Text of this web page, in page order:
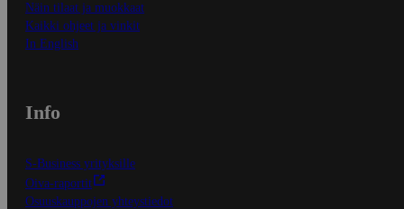
Näin tilaat ja muokkaat
Kaikki ohjeet ja vinkit
In English
Info
S-Business yrityksille
Oiva-raportit
Osuuskauppojen yhteystiedot